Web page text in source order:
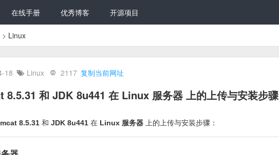
在线手册 优秀博客 开源项目
> Linux
18 Linux 2117 复制当前网址
8.5.31 和 JDK 8u441 在 Linux 服务器 上的上传与安装步骤
8.5.31 和 JDK 8u441 在 Linux 服务器 上的上传与安装步骤：